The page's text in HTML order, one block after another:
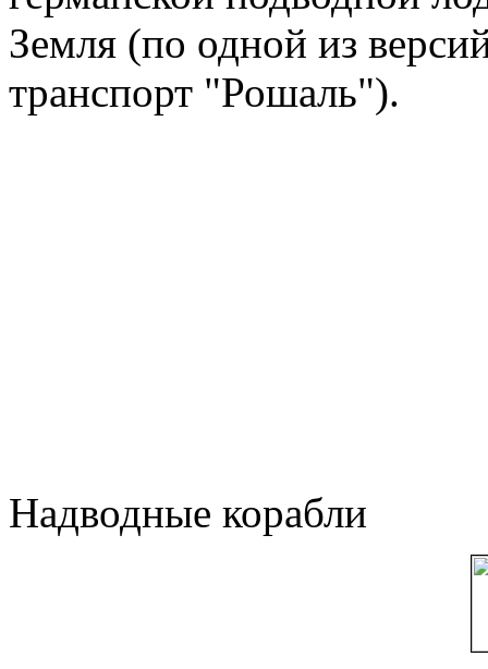
Земля (по одной из
транспорт "Рошаль").
Надводные корабли